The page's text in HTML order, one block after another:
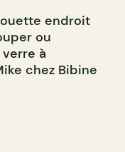
endroit
ou
à
chez Bibine